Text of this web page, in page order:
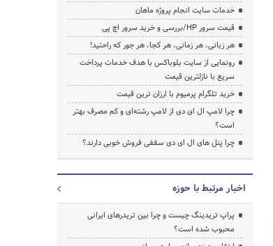
خدمات سایت انجام پروژه ماهان
قیمت سرور HP/بررسی و خرید سرور اچ پی
هر زبانی، هر زمانی، هر کجا، هر جور که راحتید!
رونمایی از سایت بلوباکس با هدف خدمات پرداخت
سریع با نازلترین قیمت
خرید تلگرام پرمیوم با ارزان ترین قیمت
چرا لامپ ال ای دی از لامپ رشته‌ای و کم مصرف بهتر
است؟
چرا پنل های ال ای دی سقفی فروش خوبی دارند؟
اخبار مرتبط با حوزه
پراپ تریدینگ چیست و چرا بین تریدرهای ایرانی
محبوب شده است؟